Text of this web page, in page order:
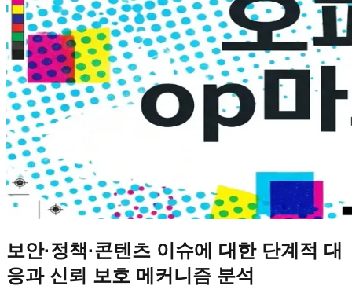
보안·정책·콘텐츠 이슈에 대한 단계적 대
응과 신뢰 보호 메커니즘 분석